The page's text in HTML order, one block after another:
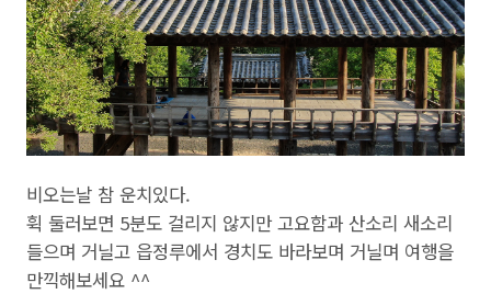
비오는날 참 운치있다.
휙 둘러보면 5분도 걸리지 않지만 고요함과 산소리 새소리
들으며 거닐고 읍정루에서 경치도 바라보며 거닐며 여행을
만끽해보세요 ^^